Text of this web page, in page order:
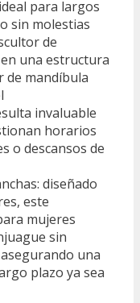
para largos
sin molestias
de
una estructura
de mandíbula
invaluable
horarios
o descansos de
diseñado
este
mujeres
sin
una
plazo ya sea